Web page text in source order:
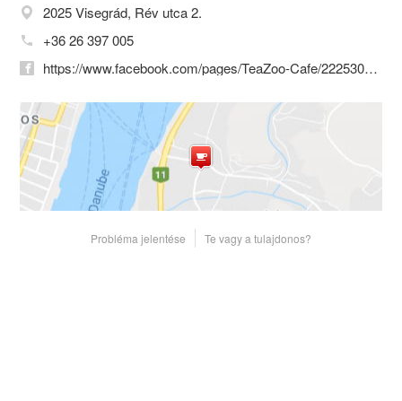
2025 Visegrád, Rév utca 2.
+36 26 397 005
https://www.facebook.com/pages/TeaZoo-Cafe/222530414482511?id=222530414482511&sk
Probléma jelentése Te vagy a tulajdonos?